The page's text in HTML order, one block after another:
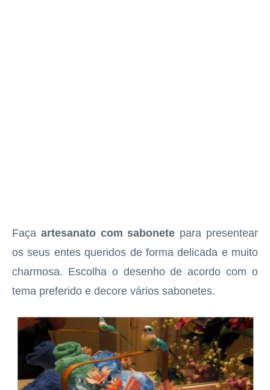
Faça artesanato com sabonete para presentear
os seus entes queridos de forma delicada e muito
charmosa. Escolha o desenho de acordo com o
tema preferido e decore vários sabonetes.